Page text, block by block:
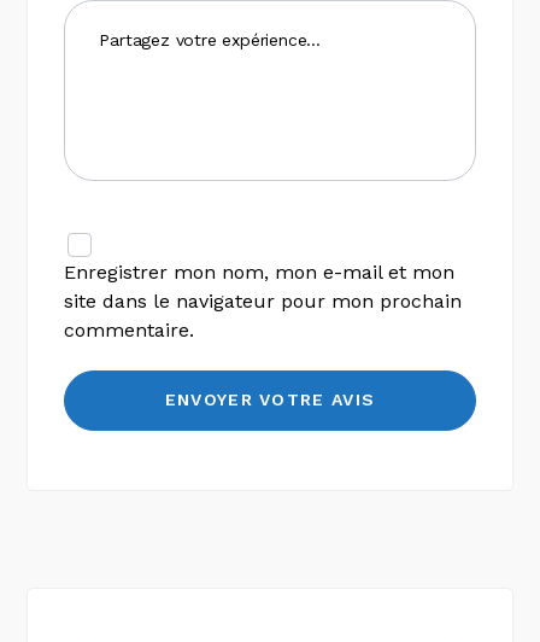
Enregistrer mon nom, mon e-mail et mon
site dans le navigateur pour mon prochain
commentaire.